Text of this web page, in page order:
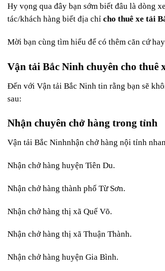
Hy vọng qua đây bạn sớm biết đâu là dòng
tác/khách hàng biết địa chỉ cho thuê xe tải
Mời bạn cùng tìm hiểu để có thêm căn cứ
Vận tải Bắc Ninh chuyên cho thuê
Đến với Vận tải Bắc Ninh tin rằng bạn sẽ
sau:
Nhận chuyên chở hàng trong tỉnh
Vận tải Bắc Ninhnhận chở hàng nội tỉnh
Nhận chở hàng huyện Tiên Du.
Nhận chở hàng thành phố Từ Sơn.
Nhận chở hàng thị xã Quế Võ.
Nhận chở hàng thị xã Thuận Thành.
Nhận chở hàng huyện Gia Bình.